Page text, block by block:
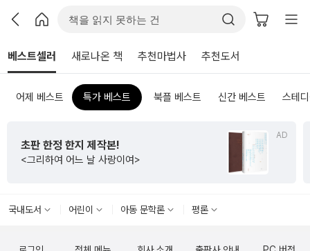
베스트셀러 새로나온 책 추천마법사 추천도서
어제 베스트 특가 베스트 북플 베스트 신간 베스트 스테
AD
초판 한정 한지 제작본!
<그리하여 어느 날 사랑이여>
국내도서 어린이 아동 문학론 평론